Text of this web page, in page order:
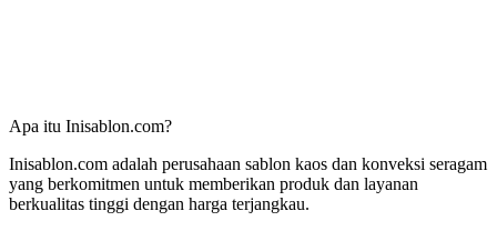
Apa itu Inisablon.com?
Inisablon.com adalah perusahaan sablon kaos dan konveksi seragam
yang berkomitmen untuk memberikan produk dan layanan
berkualitas tinggi dengan harga terjangkau.